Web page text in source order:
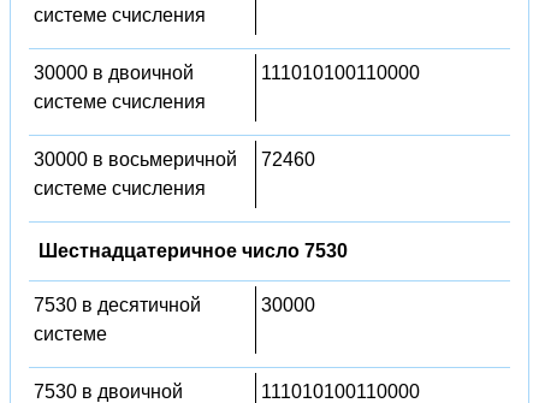
системе счисления
30000 в двоичной
системе счисления
111010100110000
30000 в восьмеричной
системе счисления
72460
Шестнадцатеричное число 7530
7530 в десятичной
системе
30000
7530 в двоичной
111010100110000